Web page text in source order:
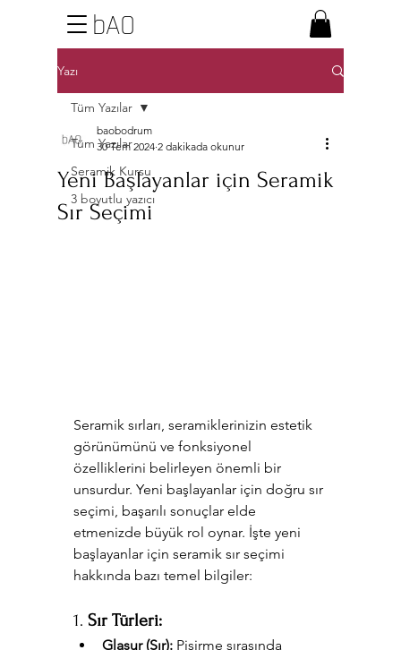
bAO
Yazı
Tüm Yazılar
Seramik Kursu
3 boyutlu yazıcı
Tüm Yazılar
Yeni Başlayanlar için Seramik
Sır Seçimi
baobodrum
30 Tem 2024 2 dakikada okunur
Seramik sırları, seramiklerinizin estetik
görünümünü ve fonksiyonel
özelliklerini belirleyen önemli bir
unsurdur. Yeni başlayanlar için doğru sır
seçimi, başarılı sonuçlar elde
etmenizde büyük rol oynar. İşte yeni
başlayanlar için seramik sır seçimi
hakkında bazı temel bilgiler:
1. Sır Türleri:
Glasur (Sır): Pişirme sırasında